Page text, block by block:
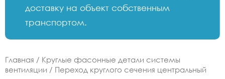
доставку на объект собственным
транспортом.
Главная / Круглые фасонные детали системы
вентиляции / Переход круглого сечения центральный